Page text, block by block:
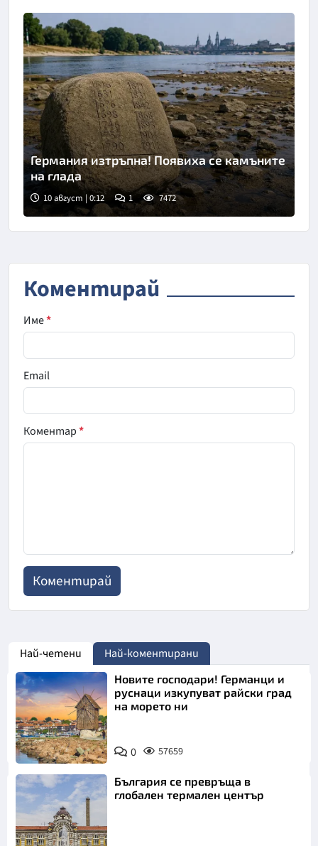
Германия изтръпна! Появиха се камъните
на глада
10 август | 0:12 1 7472
Коментирай
Име*
Email
Коментар*
Най-четени Най-коментирани
Новите господари! Германци и
руснаци изкупуват райски град
на морето ни
0 57659
България се превръща в
глобален термален център